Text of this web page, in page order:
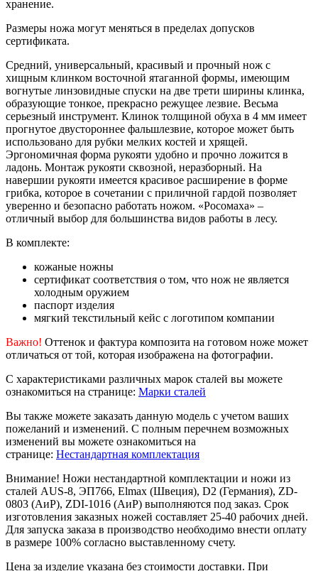
хранение.
Размеры ножа могут меняться в пределах допусков
сертификата.
Средний, универсальный, красивый и прочный нож с
хищным клинком восточной ятаганной формы, имеющим
вогнутые линзовидные спуски на две трети ширины клинка,
образующие тонкое, прекрасно режущее лезвие. Весьма
серьезный инструмент. Клинок толщиной обуха в 4 мм имеет
прогнутое двустороннее фальшлезвие, которое может быть
использовано для рубки мелких костей и хрящей.
Эргономичная форма рукояти удобно и прочно ложится в
ладонь. Монтаж рукояти сквозной, неразборный. На
навершии рукояти имеется красивое расширение в форме
грибка, которое в сочетании с приличной гардой позволяет
уверенно и безопасно работать ножом. «Росомаха» ‒
отличный выбор для большинства видов работы в лесу.
В комплекте:
кожаные ножны
сертификат соответствия о том, что нож не является
холодным оружием
паспорт изделия
мягкий текстильный кейс с логотипом компании
Важно! Оттенок и фактура композита на готовом ноже может
отличаться от той, которая изображена на фотографии.
С характеристиками различных марок сталей вы можете
ознакомиться на странице: Марки сталей
Вы также можете заказать данную модель с учетом ваших
пожеланий и изменений. С полным перечнем возможных
изменений вы можете ознакомиться на
странице: Нестандартная комплектация
Внимание! Ножи нестандартной комплектации и ножи из
сталей AUS-8, ЭП766, Elmax (Швеция), D2 (Германия), ZD-
0803 (АиР), ZDI-1016 (АиР) выполняются под заказ. Срок
изготовления заказных ножей составляет 25-40 рабочих дней.
Для запуска заказа в производство необходимо внести оплату
в размере 100% согласно выставленному счету.
Цена за изделие указана без стоимости доставки. При